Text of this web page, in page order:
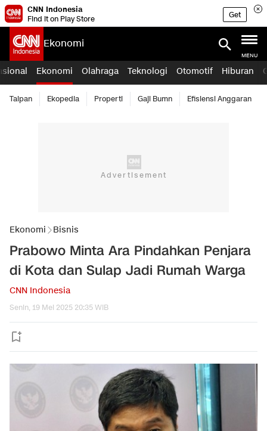
CNN Indonesia
Find it on Play Store
Get
Ekonomi
MENU
Ekonomi Olahraga Teknologi Otomotif Hiburan
Taipan Ekopedia Properti Gaji Bumn Efisiensi Anggaran
Ekonomi Bisnis
Prabowo Minta Ara Pindahkan Penjara
di Kota dan Sulap Jadi Rumah Warga
CNN Indonesia
Senin, 19 Mei 2025 20:35 WIB